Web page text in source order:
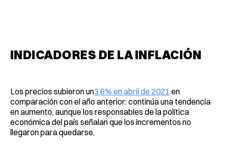
INDICADORES DE LA INFLACIÓN
Los precios subieron un3,6% en abril de 2021 en
comparación con el año anterior: continúa una tendencia
en aumento, aunque los responsables de la política
económica del país señalan que los incrementos no
llegaron para quedarse.